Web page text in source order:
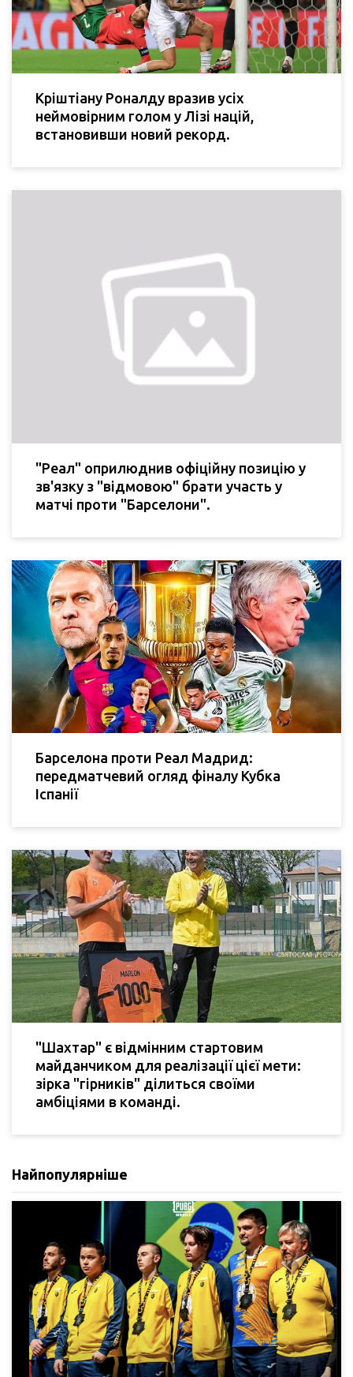
Кріштіану Роналду вразив усіх
неймовірним голом у Лізі націй,
встановивши новий рекорд.
"Реал" оприлюднив офіційну позицію у
зв'язку з "відмовою" брати участь у
матчі проти "Барселони".
Барселона проти Реал Мадрид:
передматчевий огляд фіналу Кубка
Іспанії
"Шахтар" є відмінним стартовим
майданчиком для реалізації цієї мети:
зірка "гірників" ділиться своїми
амбіціями в команді.
Найпопулярніше